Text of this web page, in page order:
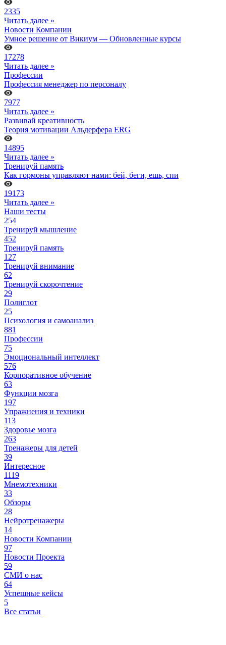
2335
Читать далее »
Новости Компании
Умное решение от Викиум — Обновленные курсы
17278
Читать далее »
Профессии
Профессия менеджер по персоналу
7977
Читать далее »
Развивай креативность
Теория мотивации Альдерфера ERG
14895
Читать далее »
Тренируй память
Как гормоны управляют нами: бей, беги, ешь, спи
19173
Читать далее »
Наши тесты
254
Тренируй мышление
452
Тренируй память
127
Тренируй внимание
62
Тренируй скорочтение
29
Полиглот
25
Психология и самоанализ
881
Профессии
75
Эмоциональный интеллект
576
Корпоративное обучение
63
Функции мозга
197
Упражнения и техники
113
Здоровье мозга
263
Тренажеры для детей
39
Интересное
1119
Мнемотехники
33
Обзоры
28
Нейротренажеры
14
Новости Компании
97
Новости Проекта
59
СМИ о нас
64
Успешные кейсы
5
Все статьи